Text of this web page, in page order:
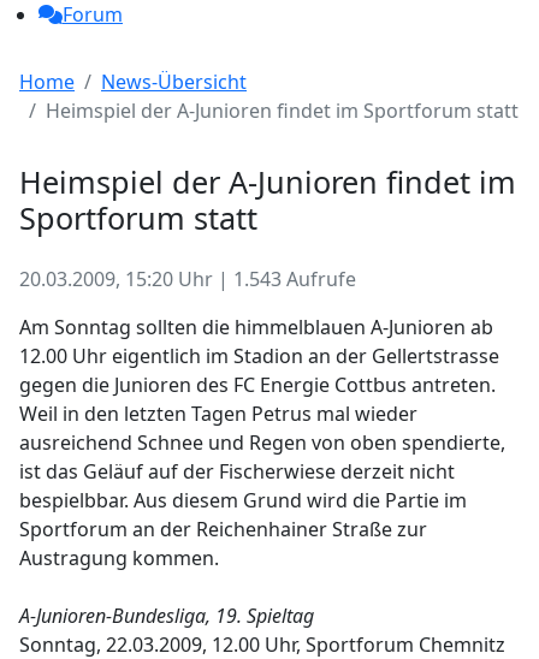
Forum
Home
News-Übersicht
Heimspiel der A-Junioren findet im Sportforum statt
Heimspiel der A-Junioren findet im
Sportforum statt
20.03.2009, 15:20 Uhr | 1.543 Aufrufe
Am Sonntag sollten die himmelblauen A-Junioren ab
12.00 Uhr eigentlich im Stadion an der Gellertstrasse
gegen die Junioren des FC Energie Cottbus antreten.
Weil in den letzten Tagen Petrus mal wieder
ausreichend Schnee und Regen von oben spendierte,
ist das Geläuf auf der Fischerwiese derzeit nicht
bespielbbar. Aus diesem Grund wird die Partie im
Sportforum an der Reichenhainer Straße zur
Austragung kommen.
A-Junioren-Bundesliga, 19. Spieltag
Sonntag, 22.03.2009, 12.00 Uhr, Sportforum Chemnitz